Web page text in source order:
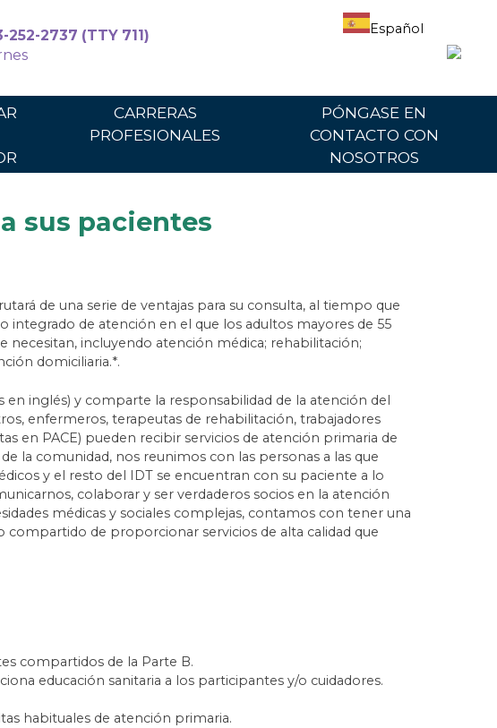
252-2737 (TTY 711)
Español
Para los participantes Para proveedores Portal del proveedor
CARRERAS
PROFESIONALES
PÓNGASE EN
CONTACTO CON
NOSOTROS
sus pacientes
de una serie de ventajas para su consulta, al tiempo que
integrado de atención en el que los adultos mayores de 55
necesitan, incluyendo atención médica; rehabilitación;
domiciliaria.*.
en inglés) y comparte la responsabilidad de la atención del
enfermeros, terapeutas de rehabilitación, trabajadores
en PACE) pueden recibir servicios de atención primaria de
la comunidad, nos reunimos con las personas a las que
y el resto del IDT se encuentran con su paciente a lo
colaborar y ser verdaderos socios en la atención
médicas y sociales complejas, contamos con tener una
de proporcionar servicios de alta calidad que
compartidos de la Parte B.
educación sanitaria a los participantes y/o cuidadores.
habituales de atención primaria.